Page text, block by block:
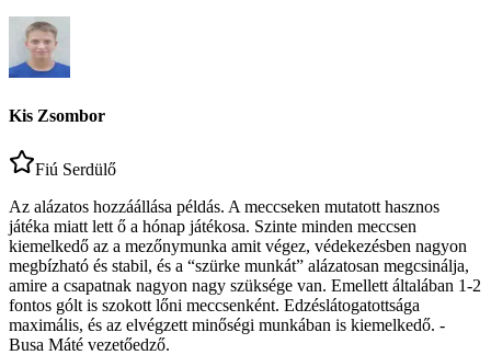
Kis Zsombor
Fiú Serdülő
Az alázatos hozzáállása példás. A meccseken mutatott hasznos
játéka miatt lett ő a hónap játékosa. Szinte minden meccsen
kiemelkedő az a mezőnymunka amit végez, védekezésben nagyon
megbízható és stabil, és a “szürke munkát” alázatosan megcsinálja,
amire a csapatnak nagyon nagy szüksége van. Emellett általában 1-2
fontos gólt is szokott lőni meccsenként. Edzéslátogatottsága
maximális, és az elvégzett minőségi munkában is kiemelkedő. -
Busa Máté vezetőedző.